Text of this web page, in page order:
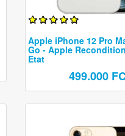
Apple iPhone 12 Pro
Go - Apple
Etat
499.000